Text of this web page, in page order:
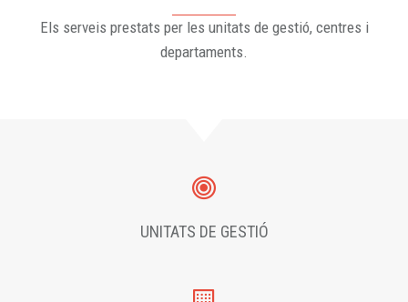
Els serveis prestats per les unitats de gestió, centres i
departaments.
UNITATS DE GESTIÓ